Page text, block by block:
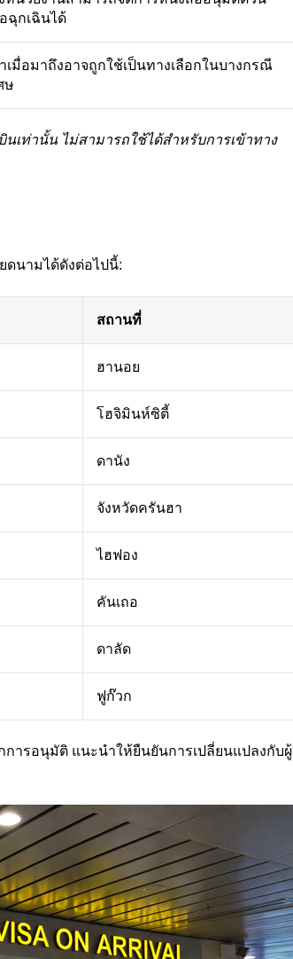
ฉุกเฉินได้
เมื่อมาถึงอาจถูกใช้เป็นทางเลือกในบางกรณี
ษ
เท่านั้น ไม่สามารถใช้ได้สำหรับการเข้าทาง
ดนามได้ดังต่อไปนี้:
สถานที่
ฮานอย
โฮจิมินห์ซิตี้
ดานัง
จังหวัดครันฮา
ไฮฟอง
คันเถอ
ดาลัด
ฟูก๊วก
ารอนุมัติ แนะนำให้ยืนยันการเปลี่ยนแปลงกับผู้